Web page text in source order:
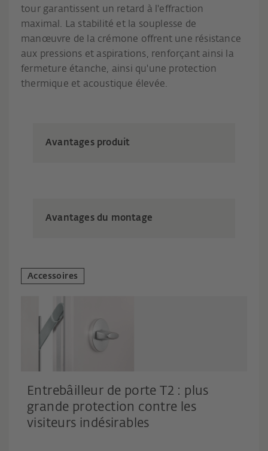
tour garantissent un retard à l'effraction
maximal. La stabilité et la souplesse de
manœuvre de la crémone offrent une résistance
aux pressions et aspirations, renforçant ainsi la
fermeture étanche, ainsi qu'une protection
thermique et acoustique élevée.
Avantages produit
Avantages du montage
Accessoires
Entrebâilleur de porte T2 : plus
grande protection contre les
visiteurs indésirables